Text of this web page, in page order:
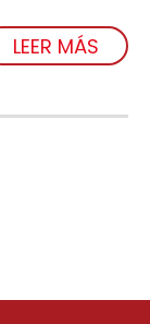
LEER MÁS